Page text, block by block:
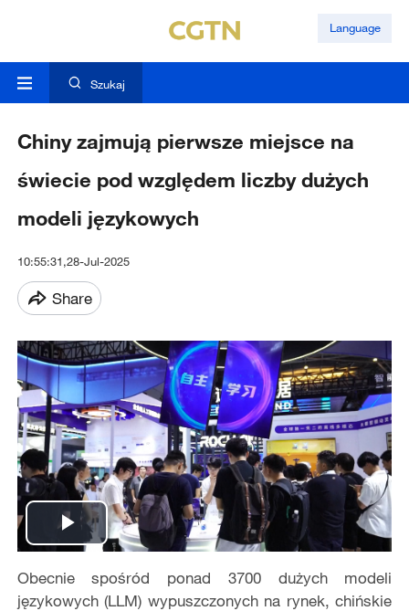
Language
Szukaj
Chiny zajmują pierwsze miejsce na
świecie pod względem liczby dużych
modeli językowych
10:55:31,28-Jul-2025
Share
Play
Video
Obecnie spośród ponad 3700 dużych modeli
językowych (LLM) wypuszczonych na rynek, chińskie